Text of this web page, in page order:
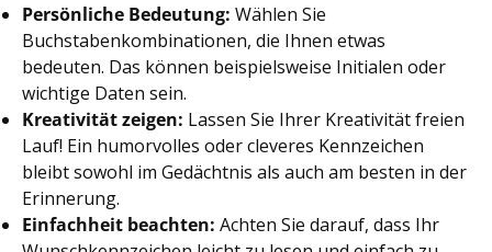
Persönliche Bedeutung: Wählen Sie
Buchstabenkombinationen, die Ihnen etwas
bedeuten. Das können beispielsweise Initialen oder
wichtige Daten sein.
Kreativität zeigen: Lassen Sie Ihrer Kreativität freien
Lauf! Ein humorvolles oder cleveres Kennzeichen
bleibt sowohl im Gedächtnis als auch am besten in der
Erinnerung.
Einfachheit beachten: Achten Sie darauf, dass Ihr